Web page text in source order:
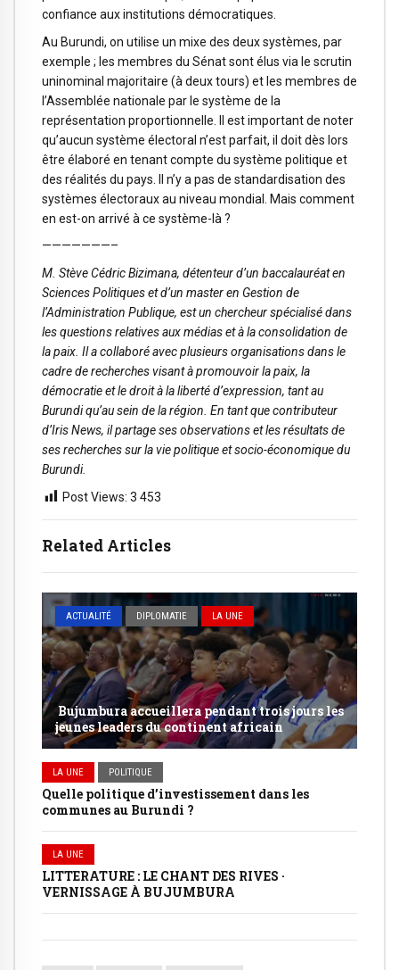
Related Articles
ACTUALITÉ DIPLOMATIE LA UNE
Bujumbura accueillera pendant trois jours les
jeunes leaders du continent africain
LA UNE POLITIQUE
Quelle politique d’investissement dans les
communes au Burundi ?
LA UNE
LITTERATURE : LE CHANT DES RIVES ·
VERNISSAGE À BUJUMBURA
confiance aux institutions démocratiques.
Au Burundi, on utilise un mixe des deux systèmes, par
exemple ; les membres du Sénat sont élus via le scrutin
uninominal majoritaire (à deux tours) et les membres de
l’Assemblée nationale par le système de la
représentation proportionnelle. Il est important de noter
qu’aucun système électoral n’est parfait, il doit dès lors
être élaboré en tenant compte du système politique et
des réalités du pays. Il n’y a pas de standardisation des
systèmes électoraux au niveau mondial. Mais comment
en est-on arrivé à ce système-là ?
———————–
M. Stève Cédric Bizimana, détenteur d’un baccalauréat en
Sciences Politiques et d’un master en Gestion de
l’Administration Publique, est un chercheur spécialisé dans
les questions relatives aux médias et à la consolidation de
la paix. Il a collaboré avec plusieurs organisations dans le
cadre de recherches visant à promouvoir la paix, la
démocratie et le droit à la liberté d’expression, tant au
Burundi qu’au sein de la région. En tant que contributeur
d’Iris News, il partage ses observations et les résultats de
ses recherches sur la vie politique et socio-économique du
Burundi.
Post Views: 3 453